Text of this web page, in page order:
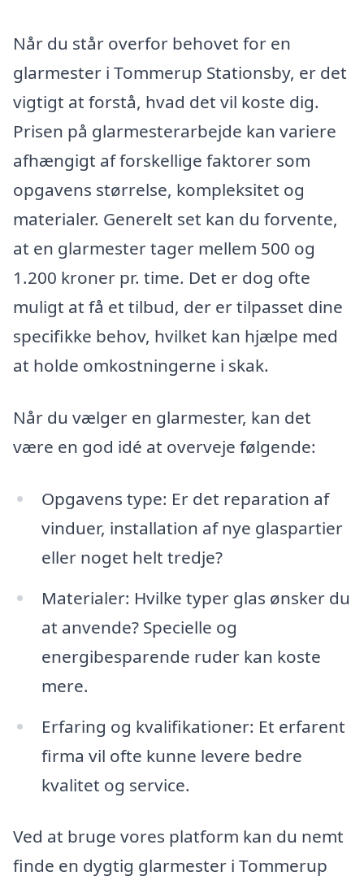
Når du står overfor behovet for en
glarmester i Tommerup Stationsby, er det
vigtigt at forstå, hvad det vil koste dig.
Prisen på glarmesterarbejde kan variere
afhængigt af forskellige faktorer som
opgavens størrelse, kompleksitet og
materialer. Generelt set kan du forvente,
at en glarmester tager mellem 500 og
1.200 kroner pr. time. Det er dog ofte
muligt at få et tilbud, der er tilpasset dine
specifikke behov, hvilket kan hjælpe med
at holde omkostningerne i skak.
Når du vælger en glarmester, kan det
være en god idé at overveje følgende:
Opgavens type: Er det reparation af
vinduer, installation af nye glaspartier
eller noget helt tredje?
Materialer: Hvilke typer glas ønsker du
at anvende? Specielle og
energibesparende ruder kan koste
mere.
Erfaring og kvalifikationer: Et erfarent
firma vil ofte kunne levere bedre
kvalitet og service.
Ved at bruge vores platform kan du nemt
finde en dygtig glarmester i Tommerup